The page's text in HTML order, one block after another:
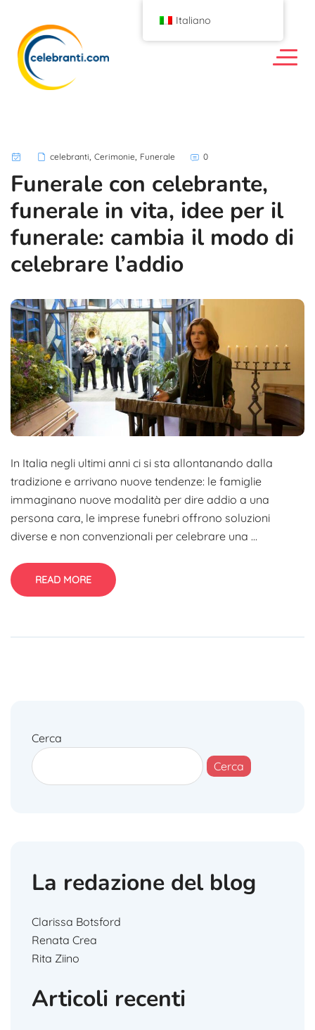
celebranti, Cerimonie, Funerale 0
Funerale con celebrante,
funerale in vita, idee per il
funerale: cambia il modo di
celebrare l’addio
In Italia negli ultimi anni ci si sta allontanando dalla
tradizione e arrivano nuove tendenze: le famiglie
immaginano nuove modalità per dire addio a una
persona cara, le imprese funebri offrono soluzioni
diverse e non convenzionali per celebrare una ...
READ MORE
Cerca
Cerca
La redazione del blog
Clarissa Botsford
Renata Crea
Rita Ziino
Articoli recenti
Italiano